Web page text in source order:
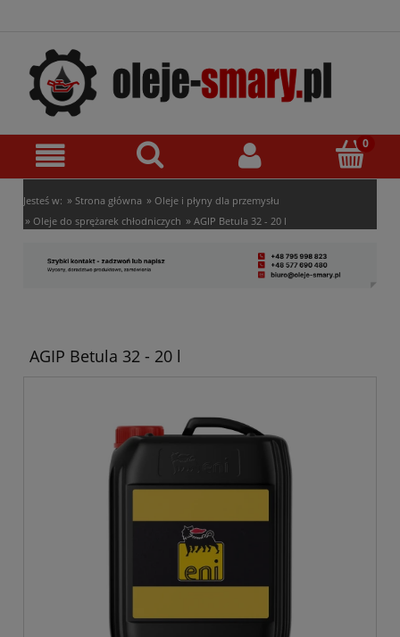
Jesteś w: » Strona główna » Oleje i płyny dla przemysłu
» Oleje do sprężarek chłodniczych » AGIP Betula 32 - 20 l
AGIP Betula 32 - 20 l